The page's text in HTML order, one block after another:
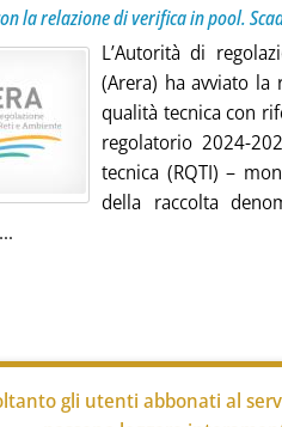
la relazione di verifica in pool.
L’Autorità di
(Arera) ha avviato
qualità tecnica con
regolatorio 2024-
tecnica (RQTI) –
della raccolta
gli utenti abbonati al